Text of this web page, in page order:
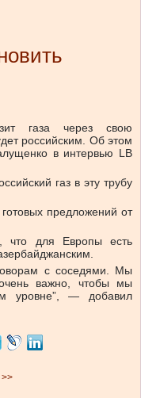
газа через свою
российским. Об этом
в интервью LB
газ в эту трубу
предложений от
что для Европы есть
с соседями. Мы
важно, чтобы мы
уровне”, — добавил